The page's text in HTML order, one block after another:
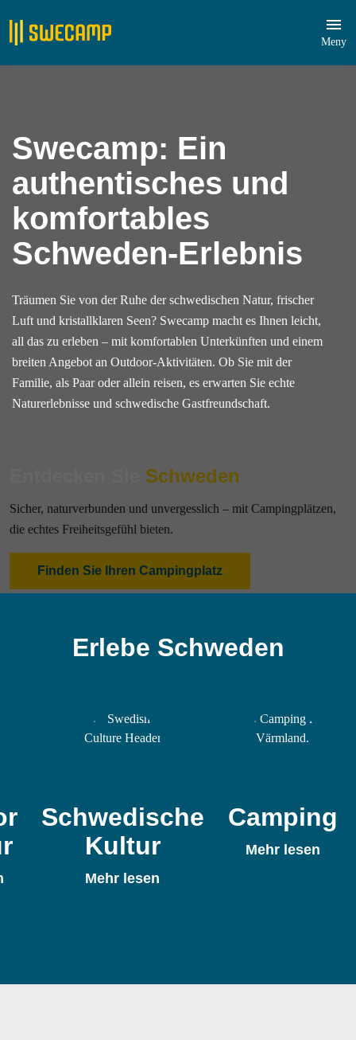
Meny
Swecamp: Ein
authentisches und
komfortables
Schweden-Erlebnis
Träumen Sie von der Ruhe der schwedischen Natur, frischer
Luft und kristallklaren Seen? Swecamp macht es Ihnen leicht,
all das zu erleben – mit komfortablen Unterkünften und einem
breiten Angebot an Outdoor-Aktivitäten. Ob Sie mit der
Familie, als Paar oder allein reisen, es erwarten Sie echte
Naturerlebnisse und schwedische Gastfreundschaft.
Schweden
Sicher, naturverbunden und unvergesslich – mit Campingplätzen,
die echtes Freiheitsgefühl bieten.
Finden Sie Ihren Campingplatz
Erlebe Schweden
Schwedische
Kultur
Mehr lesen
Camping
Mehr lesen